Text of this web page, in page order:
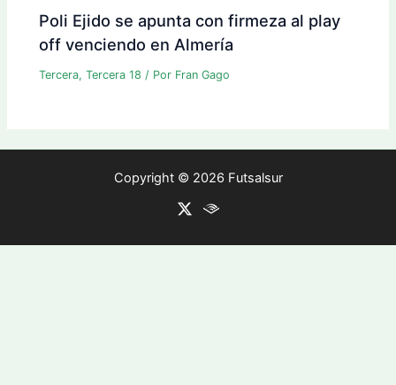
Poli Ejido se apunta con firmeza al play
off venciendo en Almería
Tercera,Tercera 18 / Por Fran Gago
Copyright © 2026 Futsalsur